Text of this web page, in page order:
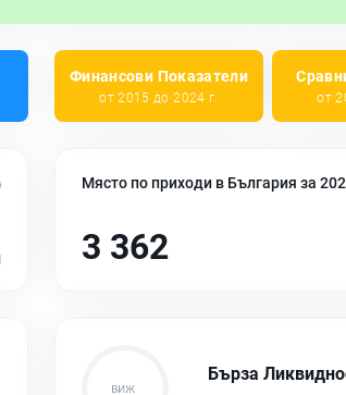
Финансови Показатели
от 2015 до 2024 г. от
Място по приходи в България за
3 362
Бърза